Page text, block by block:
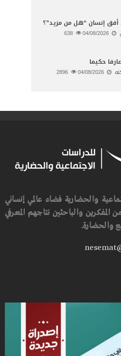
إنسان “هل من مزيد”؟
04/08/2026
حكيما
04/08/2026
والحضارية فضاء عالمي إنساني
والباحثين نتاجهم المعرفي
والحضارة.